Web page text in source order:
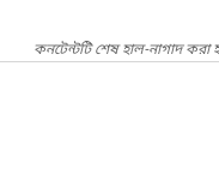
কনটেন্টটি শেষ হাল-নাগাদ